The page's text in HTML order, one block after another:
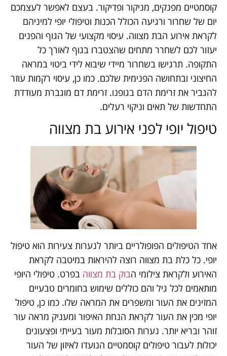
קוסמטיים מפנקים, מניקור ופדיקור. בעצם לאפשר לעצמכם
יום של שחרור ורגיעה הכולל הכנות וטיפולי יופי למיניהם
לקראת אירוע הבת מצווה. עיסוי מקצועי של הגוף והפנים
יעזור לכם לשחרר מתחים שהצטברו בגוף לאורך כל
התקופה. תרגישו בשחרור מיידי שיבוא לידי ביטוי במראה
החיצוני ובתחושה הפנימית שלכם. כמו כן, עיסוי רקמות עוזר
להגביר את זרימת הדם בגופנו. זרימת דם מוגברת מעודדת
התחדשות של תאים וניקוי רעלים.
טיפול יופי לפני אירוע בת מצווה
אחד הטיפולים הפופולריים ביותר לנערות צעירות הוא טיפול
יופי. כל כלת בת מצווה רוצה להיראות במיטבה לקראת
האירוע ולקראת צילומי הבוק בת מצווה בפרט. טיפולי היופי
מותאמים לכל גיל והם כוללים שימוש בחומרים טבעיים
המזינים את העור ומשפרים את המראה שלו. כמו כן, טיפול
יופי מכין את העור לקראת הנחת האיפור ומעניק מראה עור
זוהר ובריא יותר. נערות הסובלות מעור בעייתי ופצעונים
יכולות לעבור טיפולים קוסמטיים הנועדו לאיזון של העור